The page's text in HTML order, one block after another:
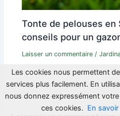
Tonte de pelouses en
conseils pour un
Laisser un commentaire /
Les cookies nous permettent
services plus facilement. En
nous donnez expressément
ces cookies. En